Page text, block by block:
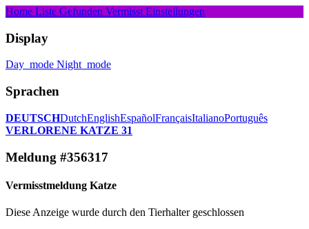
Home Liste Gefunden Vermisst Einstellungen
Display
Day_mode Night_mode
Sprachen
DEUTSCHDutchEnglishEspañolFrançaisItalianoPortuguês
VERLORENE KATZE 31
Meldung #356317
Vermisstmeldung Katze
Diese Anzeige wurde durch den Tierhalter geschlossen